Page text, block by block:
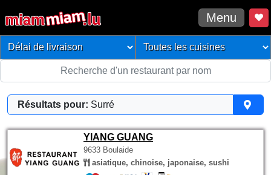
Menu
Résultats pour: Surré
YIANG GUANG
9633 Boulaide
asiatique, chinoise, japonaise, sushi